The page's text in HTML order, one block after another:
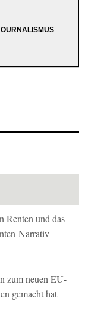
Renten und das
Narrativ
zum neuen EU-
gemacht hat